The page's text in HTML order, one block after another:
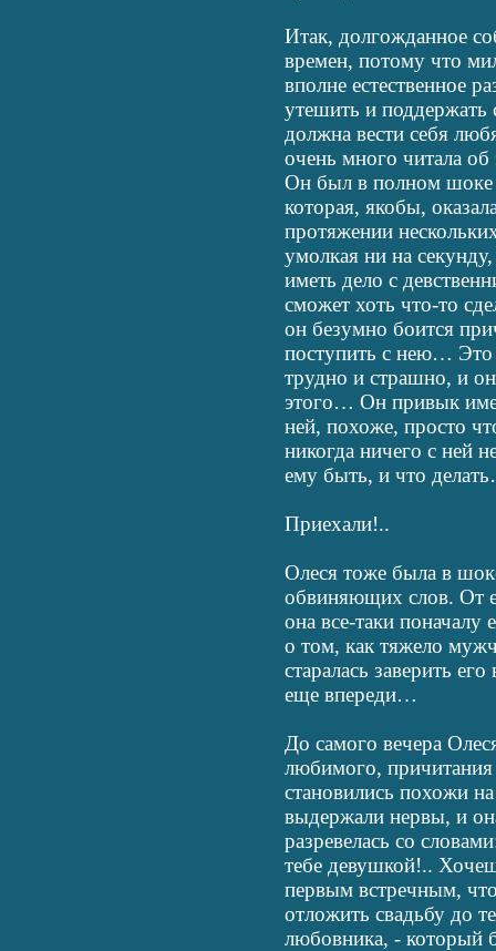
Итак, долгожданное
времен, потому что
вполне естественное
утешить и поддержать
должна вести себя
очень много читала
Он был в полном шоке
которая, якобы,
протяжении
умолкая ни на
иметь дело с
сможет хоть что-то
он безумно боится
поступить с нею…
трудно и страшно, и
этого… Он привык
ней, похоже, просто
никогда ничего с ней
ему быть, и что
Приехали!..
Олеся тоже была в
обвиняющих слов. От
она все-таки поначалу
о том, как тяжело
старалась заверить
еще впереди…
До самого вечера
любимого,
становились похожи
выдержали нервы, и
разревелась со
тебе девушкой!..
первым встречным,
отложить свадьбу до
любовника, - который